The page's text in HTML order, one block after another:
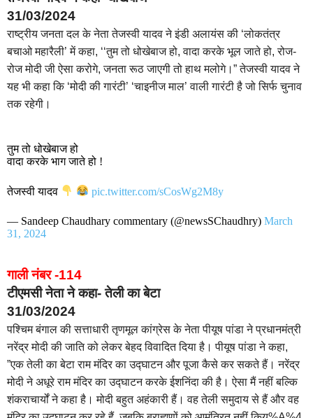
31/03/2024
राष्ट्रीय जनता दल के नेता तेजस्वी यादव ने इंडी अलायंस की ‘लोकतंत्र
बचाओ महारैली’ में कहा, ‘‘तुम तो धोखेबाज हो, वादा करके भूल जाते हो, रोज-
रोज मोदी जी ऐसा करोगे, जनता रूठ जाएगी तो हाथ मलोगे।” तेजस्वी यादव ने
यह भी कहा कि ‘मोदी की गारंटी’ ‘चाइनीज माल’ वाली गारंटी है जो सिर्फ चुनाव
तक रहेगी।
तुम तो धोखेबाज हो
वादा करके भाग जाते हो !
तेजस्वी यादव pic.twitter.com/sCosWg2M8y
— Sandeep Chaudhary commentary (@newsSChaudhry) March
31, 2024
गाली नंबर -114
टीएमसी नेता ने कहा- तेली का बेटा
31/03/2024
पश्चिम बंगाल की सत्ताधारी तृणमूल कांग्रेस के नेता पीयूष पांडा ने प्रधानमंत्री
नरेंद्र मोदी की जाति को लेकर बेहद विवादित दिया है। पीयूष पांडा ने कहा,
”एक तेली का बेटा राम मंदिर का उद्घाटन और पूजा कैसे कर सकते हैं। नरेंद्र
मोदी ने अधूरे राम मंदिर का उद्घाटन करके ईशनिंदा की है। ऐसा मैं नहीं बल्कि
शंकराचार्यों ने कहा है। मोदी बहुत अहंकारी हैं। वह तेली समुदाय से हैं और वह